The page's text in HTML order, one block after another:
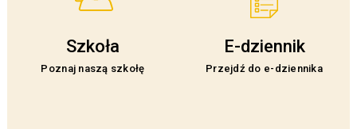
Szkoła
Poznaj naszą szkołę
E-dziennik
Przejdź do e-dziennika